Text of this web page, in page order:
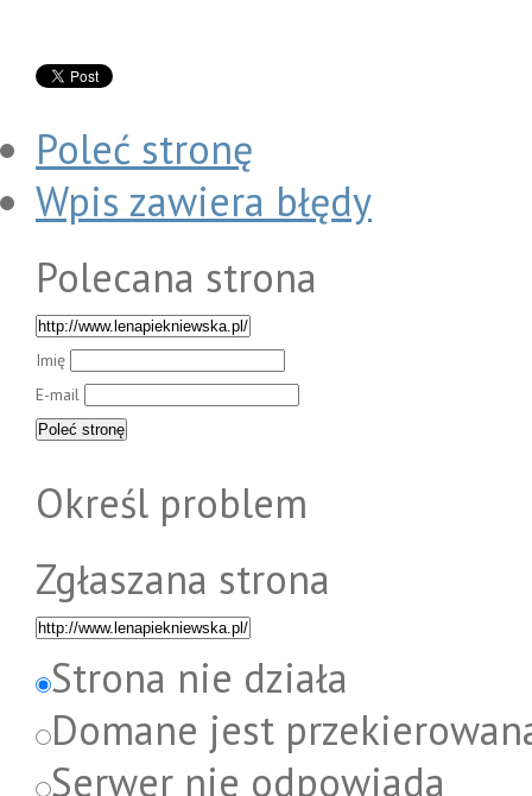
Poleć stronę
Wpis zawiera błędy
Polecana strona
Imię
E-mail
Określ problem
Zgłaszana strona
Strona nie działa
Domane jest
Serwer nie odpowiada